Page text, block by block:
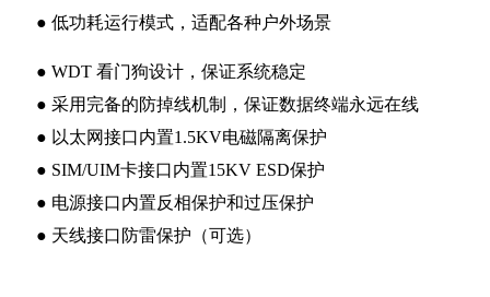
● 低功耗运行模式，适配各种户外场景
● WDT 看门狗设计，保证系统稳定
● 采用完备的防掉线机制，保证数据终端永远在线
● 以太网接口内置1.5KV电磁隔离保护
● SIM/UIM卡接口内置15KV ESD保护
● 电源接口内置反相保护和过压保护
● 天线接口防雷保护（可选）